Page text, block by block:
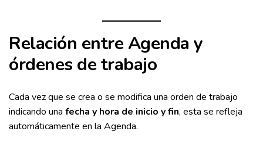
Relación entre Agenda y
órdenes de trabajo
Cada vez que se crea o se modifica una orden de trabajo
indicando una fecha y hora de inicio y fin, esta se refleja
automáticamente en la Agenda.